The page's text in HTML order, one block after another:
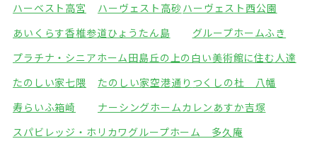
ハーベスト高宮
ハーヴェスト高砂 ハーヴェスト西公園
あいくらす香椎参道ひょうたん島
グループホームふき
プラチナ・シニアホーム田島丘の上の白い美術館に住む人達
たのしい家七隈
たのしい家空港通り つくしの杜 八幡
寿らいふ箱崎
ナーシングホームカレン あすか吉塚
スパビレッジ・ホリカワ グループホーム 多久庵